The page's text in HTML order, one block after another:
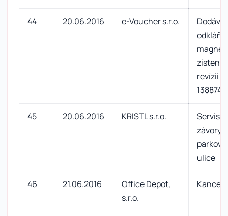
44 20.06.2016 e-Voucher s.r.o.
zistenia
revízii
1388742
45 20.06.2016 KRISTL s.r.o.
Servis
závory
ulice
46 21.06.2016
Office Depot,
s.r.o.